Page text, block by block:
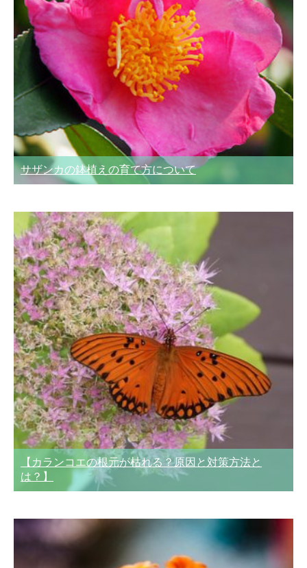
サザンカの鉢植えの育て方について
【カランコエの根元が枯れる？原因と対策方法と
は？】